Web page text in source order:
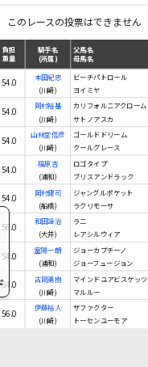
このレースの投票はできません
負担
重量
騎手名
(所属)
父馬名
母馬名
負担
重量
騎手名
(所属)
父馬名
母馬名
54.0
本田紀忠
(川崎)
ビーチパトロール
ヨイミヤ
54.0
岡村裕基
(川崎)
カリフォルニアクローム
サトノアスカ
54.0
山林堂信彦
(川崎)
ゴールドドリーム
クールグレース
54.0
福原杏
(浦和)
ロゴタイプ
ブリスアンドラック
54.0
岡村健司
(船橋)
ジャングルポケット
ラクリモーサ
56.0
和田譲治
(大井)
ラニ
レアシルウィア
54.0
室陽一朗
(浦和)
ジョーカプチーノ
ジョーフュージョン
54.0
古岡勇樹
(川崎)
マインドユアビスケッツ
マルルー
56.0
伊藤裕人
(川崎)
ザファクター
トーセンユーモア